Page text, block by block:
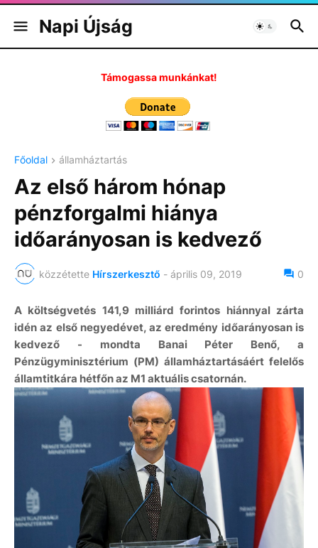
Napi Újság
Támogassa munkánkat!
Főoldal államháztartás
Az első három hónap
pénzforgalmi hiánya
időarányosan is kedvező
közzétette Hírszerkesztő - április 09, 2019 0
A költségvetés 141,9 milliárd forintos hiánnyal zárta
idén az első negyedévet, az eredmény időarányosan is
kedvező - mondta Banai Péter Benő, a
Pénzügyminisztérium (PM) államháztartásáért felelős
államtitkára hétfőn az M1 aktuális csatornán.